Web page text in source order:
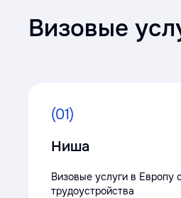
Визовые
(01)
Ниша
Визовые услуги в Европу
трудоустройства